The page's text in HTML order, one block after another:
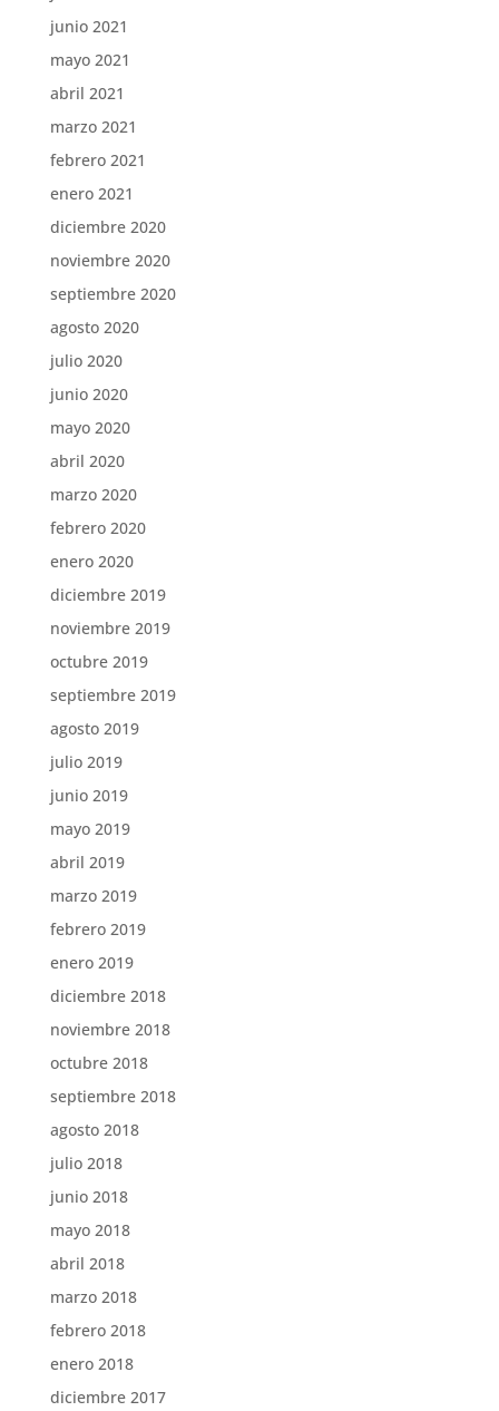
junio 2021
mayo 2021
abril 2021
marzo 2021
febrero 2021
enero 2021
diciembre 2020
noviembre 2020
septiembre 2020
agosto 2020
julio 2020
junio 2020
mayo 2020
abril 2020
marzo 2020
febrero 2020
enero 2020
diciembre 2019
noviembre 2019
octubre 2019
septiembre 2019
agosto 2019
julio 2019
junio 2019
mayo 2019
abril 2019
marzo 2019
febrero 2019
enero 2019
diciembre 2018
noviembre 2018
octubre 2018
septiembre 2018
agosto 2018
julio 2018
junio 2018
mayo 2018
abril 2018
marzo 2018
febrero 2018
enero 2018
diciembre 2017